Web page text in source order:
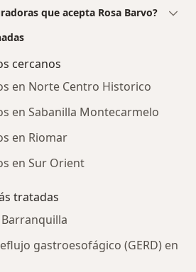
que acepta Rosa Barvo?
cercanos
en Norte Centro Historico
en Sabanilla Montecarmelo
en Riomar
en Sur Orient
tratadas
gastroesofágico (GERD) en